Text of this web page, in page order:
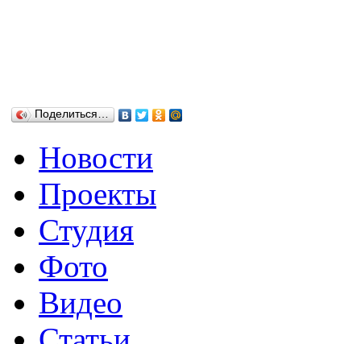
Поделиться…
Новости
Проекты
Студия
Фото
Видео